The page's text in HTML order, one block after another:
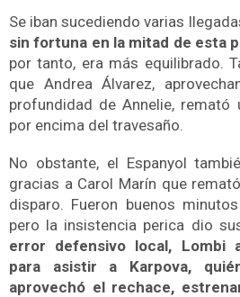
Se iban sucediendo varias
sin fortuna en la mitad de esta
por tanto, era más equilibrado.
que Andrea Álvarez,
profundidad de Annelie,
por encima del travesaño.
No obstante, el Espanyol
gracias a Carol Marín que
disparo. Fueron buenos
pero la insistencia perica dio
error defensivo local, Lombi
para asistir a Karpova,
aprovechó el rechace,